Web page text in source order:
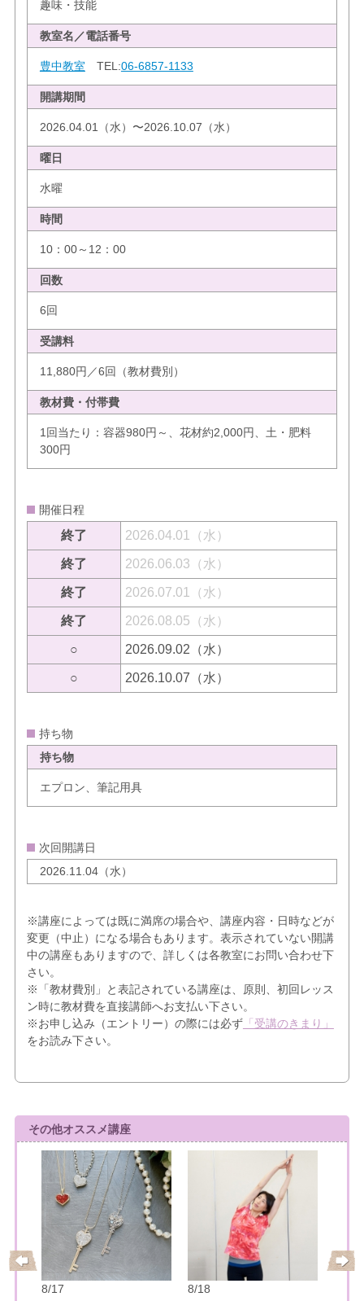
趣味・技能
教室名／電話番号
豊中教室 TEL:06-6857-1133
開講期間
2026.04.01（水）〜2026.10.07（水）
曜日
水曜
時間
10：00～12：00
回数
6回
受講料
11,880円／6回（教材費別）
教材費・付帯費
1回当たり：容器980円～、花材約2,000円、土・肥料
300円
開催日程
終了 2026.04.01（水）
終了 2026.06.03（水）
終了 2026.07.01（水）
終了 2026.08.05（水）
○ 2026.09.02（水）
○ 2026.10.07（水）
持ち物
持ち物
エプロン、筆記用具
次回開講日
2026.11.04（水）
※講座によっては既に満席の場合や、講座内容・日時などが
変更（中止）になる場合もあります。表示されていない開講
中の講座もありますので、詳しくは各教室にお問い合わせ下
さい。
※「教材費別」と表記されている講座は、原則、初回レッス
ン時に教材費を直接講師へお支払い下さい。
※お申し込み（エントリー）の際には必ず「受講のきまり」
をお読み下さい。
その他オススメ講座
8/17 8/18
8/19
小さ